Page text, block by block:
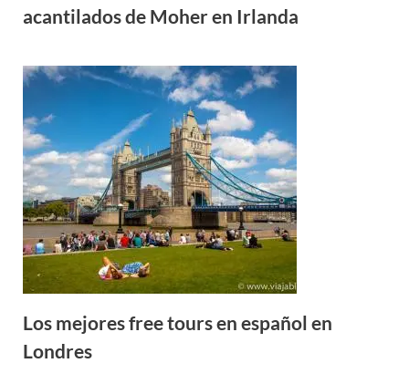
acantilados de Moher en Irlanda
Los mejores free tours en español en
Londres